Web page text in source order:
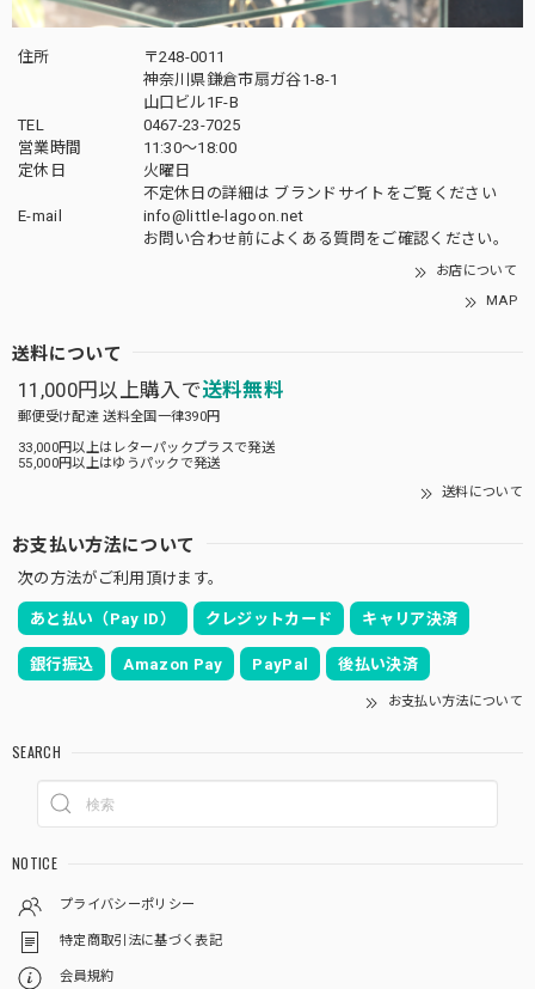
住所
〒248-0011
神奈川県鎌倉市扇ガ谷1-8-1
山口ビル1F-B
TEL
0467-23-7025
営業時間
11:30～18:00
定休日
火曜日
不定休日の詳細は ブランドサイト をご覧ください
E-mail
info@little-lagoon.net
お問い合わせ前によくある質問をご確認ください。
お店について
MAP
送料について
11,000円以上購入で送料無料
郵便受け配達 送料全国一律390円
33,000円以上はレターパックプラスで発送
55,000円以上はゆうパックで発送
送料について
お支払い方法について
次の方法がご利用頂けます。
あと払い（Pay ID） クレジットカード キャリア決済
銀行振込 Amazon Pay PayPal 後払い決済
お支払い方法について
SEARCH
NOTICE
プライバシーポリシー
特定商取引法に基づく表記
会員規約